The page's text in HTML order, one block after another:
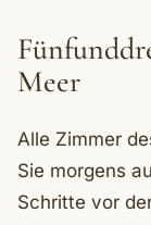
Meer
Alle Zimmer
Sie morgens
Schritte vor